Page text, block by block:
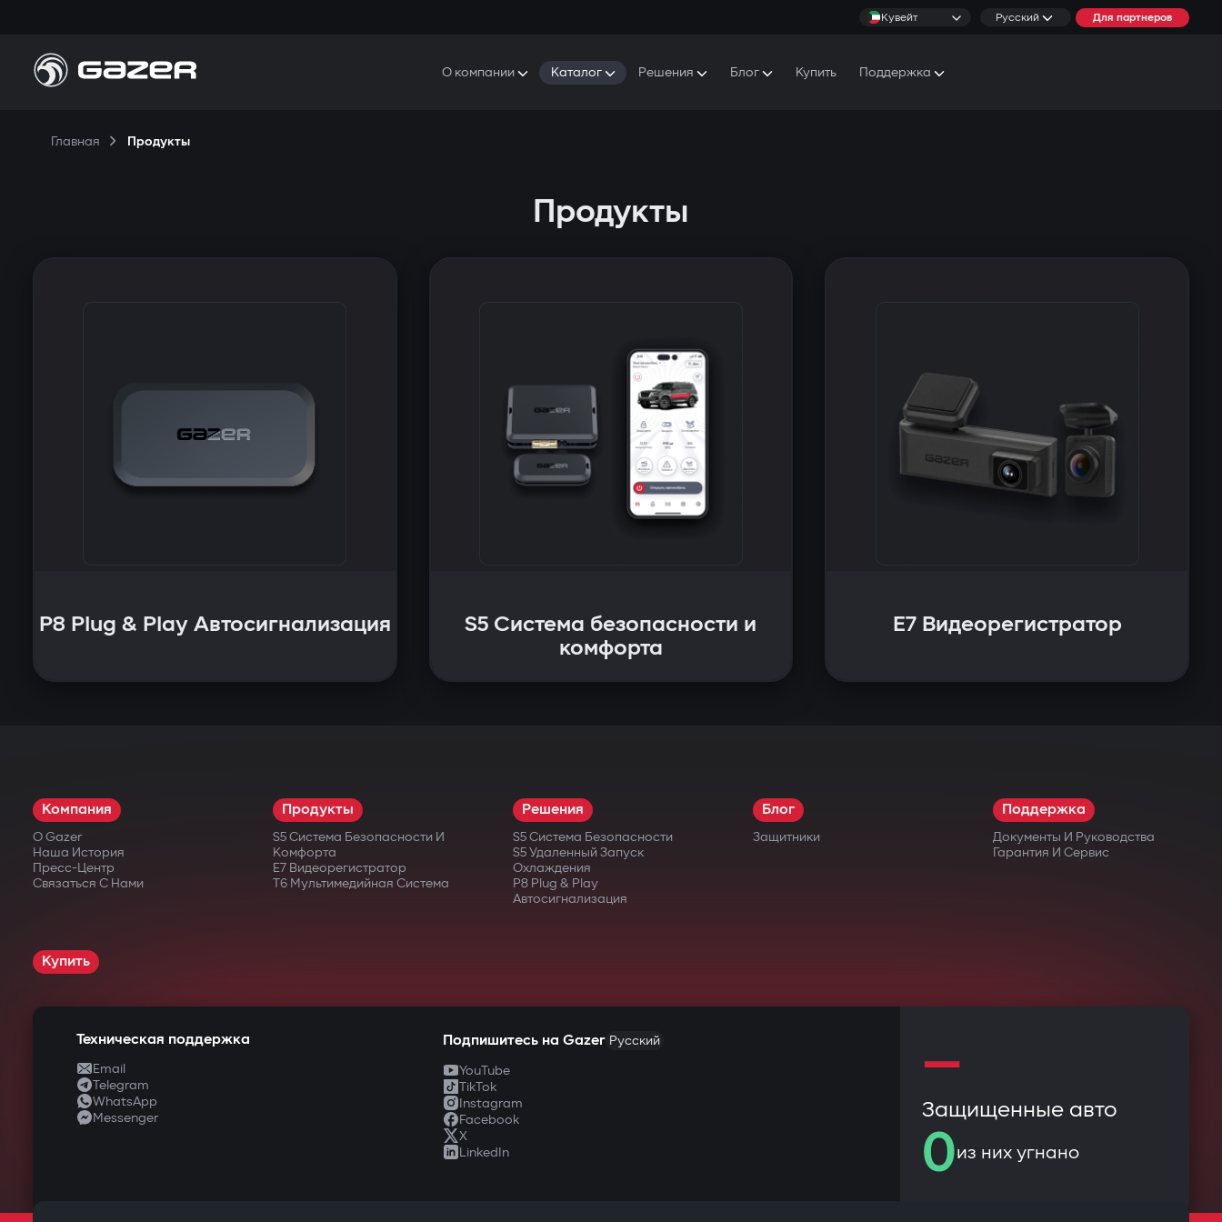
Кувейт Русский Для партнеров
О компании Каталог Решения Блог Купить Поддержка
Главная Продукты
Продукты
P8 Plug & Play Автосигнализация
S5 Система безопасности и
комфорта
E7 Видеорегистратор
Компания
О Gazer
Наша История
Пресс-Центр
Связаться С Нами
Продукты
S5 Система Безопасности И
Комфорта
E7 Видеорегистратор
T6 Мультимедийная Система
Решения
S5 Система Безопасности
S5 Удаленный Запуск
Охлаждения
P8 Plug & Play
Автосигнализация
Блог
Защитники
Поддержка
Документы И Руководства
Гарантия И Сервис
Купить
Техническая поддержка
Email
Telegram
WhatsApp
Messenger
Подпишитесь на Gazer Русский
YouTube
TikTok
Instagram
Facebook
X
LinkedIn
—
Защищенные авто
0из них угнано